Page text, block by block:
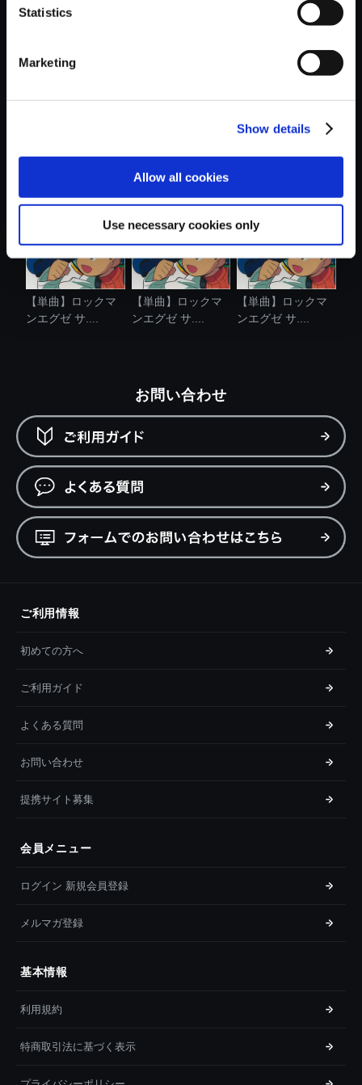
Statistics
Marketing
Show details
Allow all cookies
Use necessary cookies only
おすすめ商品
ンエグゼ サ....
ンエグゼ サ....
ンエグゼ サ....
【単曲】ロックマ
ンエグゼ サ....
【単曲】ロックマ
ンエグゼ サ....
【単曲】ロックマ
ンエグゼ サ....
お問い合わせ
ご利用情報
初めての方へ
ご利用ガイド
よくある質問
お問い合わせ
提携サイト募集
会員メニュー
ログイン 新規会員登録
メルマガ登録
基本情報
利用規約
特商取引法に基づく表示